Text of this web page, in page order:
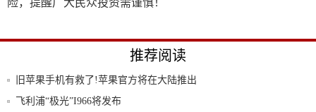
险，提醒广大民众投资需谨慎！
推荐阅读
旧苹果手机有救了!苹果官方将在大陆推出
以旧换
飞利浦“极光”I966将发布